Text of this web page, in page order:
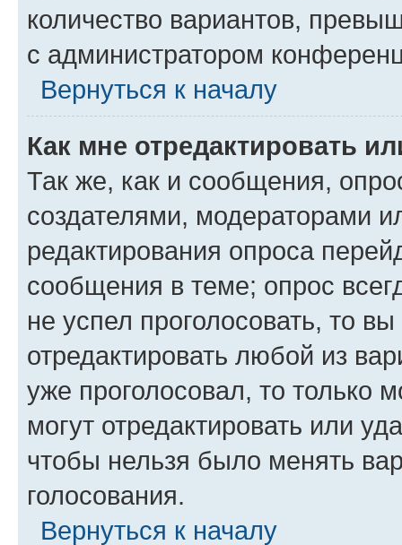
количество вариантов,
с администратором
Вернуться к началу
Как мне отредактировать
Так же, как и сообщения,
создателями, модераторами
редактирования опроса
сообщения в теме; опрос
не успел проголосовать, то
отредактировать любой из
уже проголосовал, то только
могут отредактировать или
чтобы нельзя было менять
голосования.
Вернуться к началу